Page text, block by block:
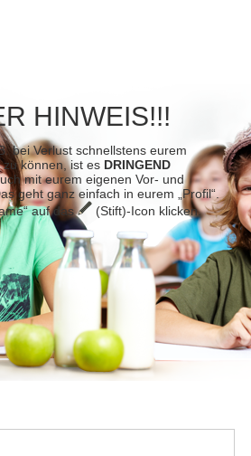
HINWEIS!!!
bei Verlust schnellstens eurem
können, ist es DRINGEND
mit eurem eigenen Vor- und
geht ganz einfach in eurem „Profil“.
auf das
(Stift)-Icon klicken.